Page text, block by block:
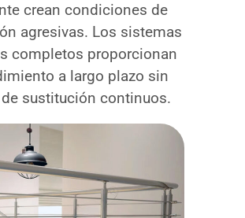
crean condiciones de
agresivas. Los sistemas
completos proporcionan
a largo plazo sin
sustitución continuos.